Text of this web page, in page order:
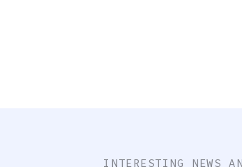
INTERESTING NEWS